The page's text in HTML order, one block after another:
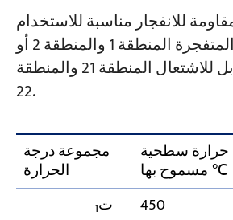
للانفجار مناسبة للاستخدام
في بيئات الغاز المتفجرة المنطقة 1 والمنطقة 2 أو
بيئات الغبار القابل للاشتعال المنطقة 21 والمنطقة
22.
مجموعة درجة
الحرارة
سطحية
مسموح بها ℃
ت1 450